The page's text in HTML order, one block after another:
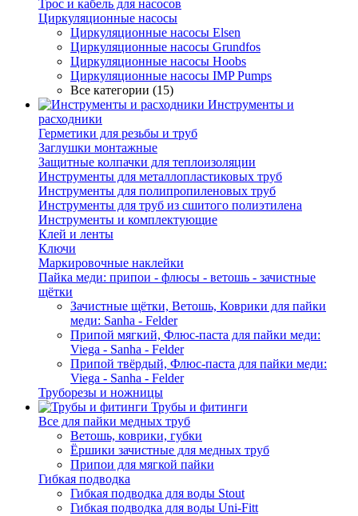
Трос и кабель для насосов
Циркуляционные насосы
Циркуляционные насосы Elsen
Циркуляционные насосы Grundfos
Циркуляционные насосы Hoobs
Циркуляционные насосы IMP Pumps
Все категории (15)
Инструменты и
расходники
Герметики для резьбы и труб
Заглушки монтажные
Защитные колпачки для теплоизоляции
Инструменты для металлопластиковых труб
Инструменты для полипропиленовых труб
Инструменты для труб из сшитого полиэтилена
Инструменты и комплектующие
Клей и ленты
Ключи
Маркировочные наклейки
Пайка меди: припои - флюсы - ветошь - зачистные
щётки
Зачистные щётки, Ветошь, Коврики для пайки
меди: Sanha - Felder
Припой мягкий, Флюс-паста для пайки меди:
Viega - Sanha - Felder
Припой твёрдый, Флюс-паста для пайки меди:
Viega - Sanha - Felder
Труборезы и ножницы
Трубы и фитинги
Все для пайки медных труб
Ветошь, коврики, губки
Ёршики зачистные для медных труб
Припои для мягкой пайки
Гибкая подводка
Гибкая подводка для воды Stout
Гибкая подводка для воды Uni-Fitt